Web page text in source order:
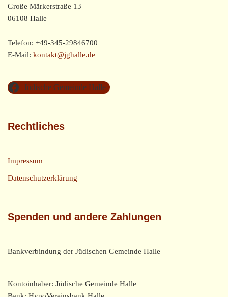
Große Märkerstraße 13
06108 Halle
Telefon: +49-345-29846700
E-Mail: kontakt@jghalle.de
Jüdische Gemeinde Halle
Rechtliches
Impressum
Datenschutzerklärung
Spenden und andere Zahlungen
Bankverbindung der Jüdischen Gemeinde Halle
Kontoinhaber: Jüdische Gemeinde Halle